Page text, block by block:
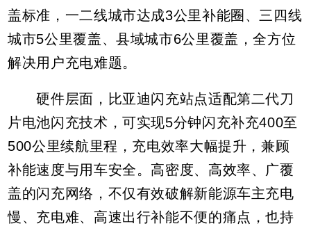
盖标准，一二线城市达成3公里补能圈、三四线
城市5公里覆盖、县域城市6公里覆盖，全方位
解决用户充电难题。
硬件层面，比亚迪闪充站点适配第二代刀
片电池闪充技术，可实现5分钟闪充补充400至
500公里续航里程，充电效率大幅提升，兼顾
补能速度与用车安全。高密度、高效率、广覆
盖的闪充网络，不仅有效破解新能源车主充电
慢、充电难、高速出行补能不便的痛点，也持